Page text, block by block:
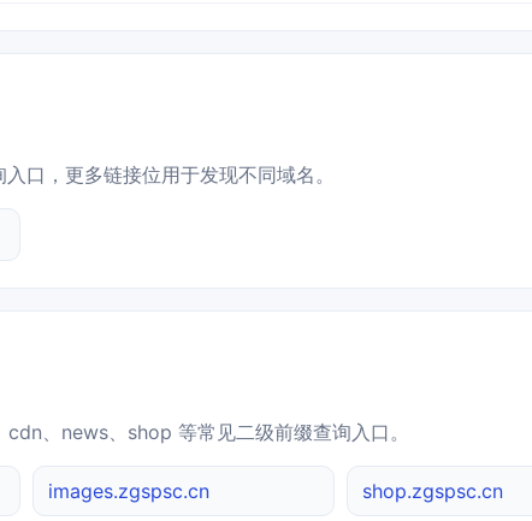
口，更多链接位用于发现不同域名。
、news、shop 等常见二级前缀查询入口。
images.zgspsc.cn shop.zgspsc.cn